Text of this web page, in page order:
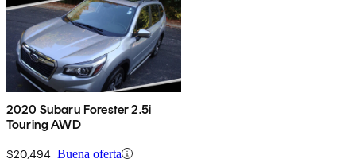
2020 Subaru Forester 2.5i
Touring AWD
$20,494 Buena oferta